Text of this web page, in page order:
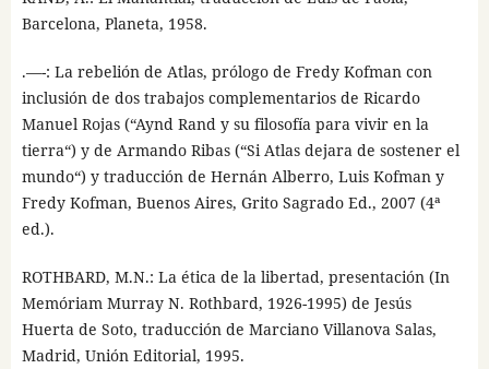
Barcelona, Planeta, 1958.
.—-: La rebelión de Atlas, prólogo de Fredy Kofman con
inclusión de dos trabajos complementarios de Ricardo
Manuel Rojas (“Aynd Rand y su filosofía para vivir en la
tierra“) y de Armando Ribas (“Si Atlas dejara de sostener el
mundo“) y traducción de Hernán Alberro, Luis Kofman y
Fredy Kofman, Buenos Aires, Grito Sagrado Ed., 2007 (4ª
ed.).
ROTHBARD, M.N.: La ética de la libertad, presentación (In
Memóriam Murray N. Rothbard, 1926-1995) de Jesús
Huerta de Soto, traducción de Marciano Villanova Salas,
Madrid, Unión Editorial, 1995.